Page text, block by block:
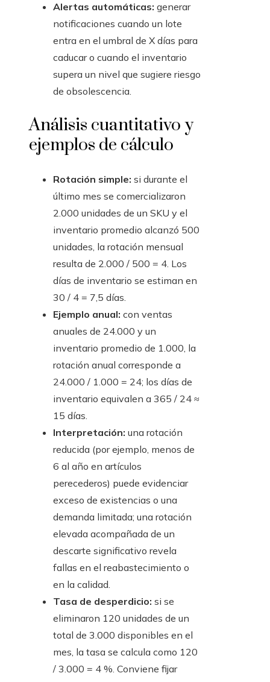
Alertas automáticas: generar
notificaciones cuando un lote
entra en el umbral de X días para
caducar o cuando el inventario
supera un nivel que sugiere riesgo
de obsolescencia.
Análisis cuantitativo y
ejemplos de cálculo
Rotación simple: si durante el
último mes se comercializaron
2.000 unidades de un SKU y el
inventario promedio alcanzó 500
unidades, la rotación mensual
resulta de 2.000 / 500 = 4. Los
días de inventario se estiman en
30 / 4 = 7,5 días.
Ejemplo anual: con ventas
anuales de 24.000 y un
inventario promedio de 1.000, la
rotación anual corresponde a
24.000 / 1.000 = 24; los días de
inventario equivalen a 365 / 24 ≈
15 días.
Interpretación: una rotación
reducida (por ejemplo, menos de
6 al año en artículos
perecederos) puede evidenciar
exceso de existencias o una
demanda limitada; una rotación
elevada acompañada de un
descarte significativo revela
fallas en el reabastecimiento o
en la calidad.
Tasa de desperdicio: si se
eliminaron 120 unidades de un
total de 3.000 disponibles en el
mes, la tasa se calcula como 120
/ 3.000 = 4 %. Conviene fijar